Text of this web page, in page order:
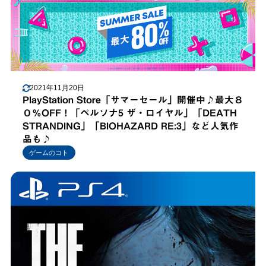
2021年11月20日
PlayStation Store「サマーセール」開催中♪最大８
０％OFF！「ペルソナ5 ザ・ロイヤル」「DEATH
STRANDING」「BIOHAZARD RE:3」など人気作
品も♪
ゲームのコト